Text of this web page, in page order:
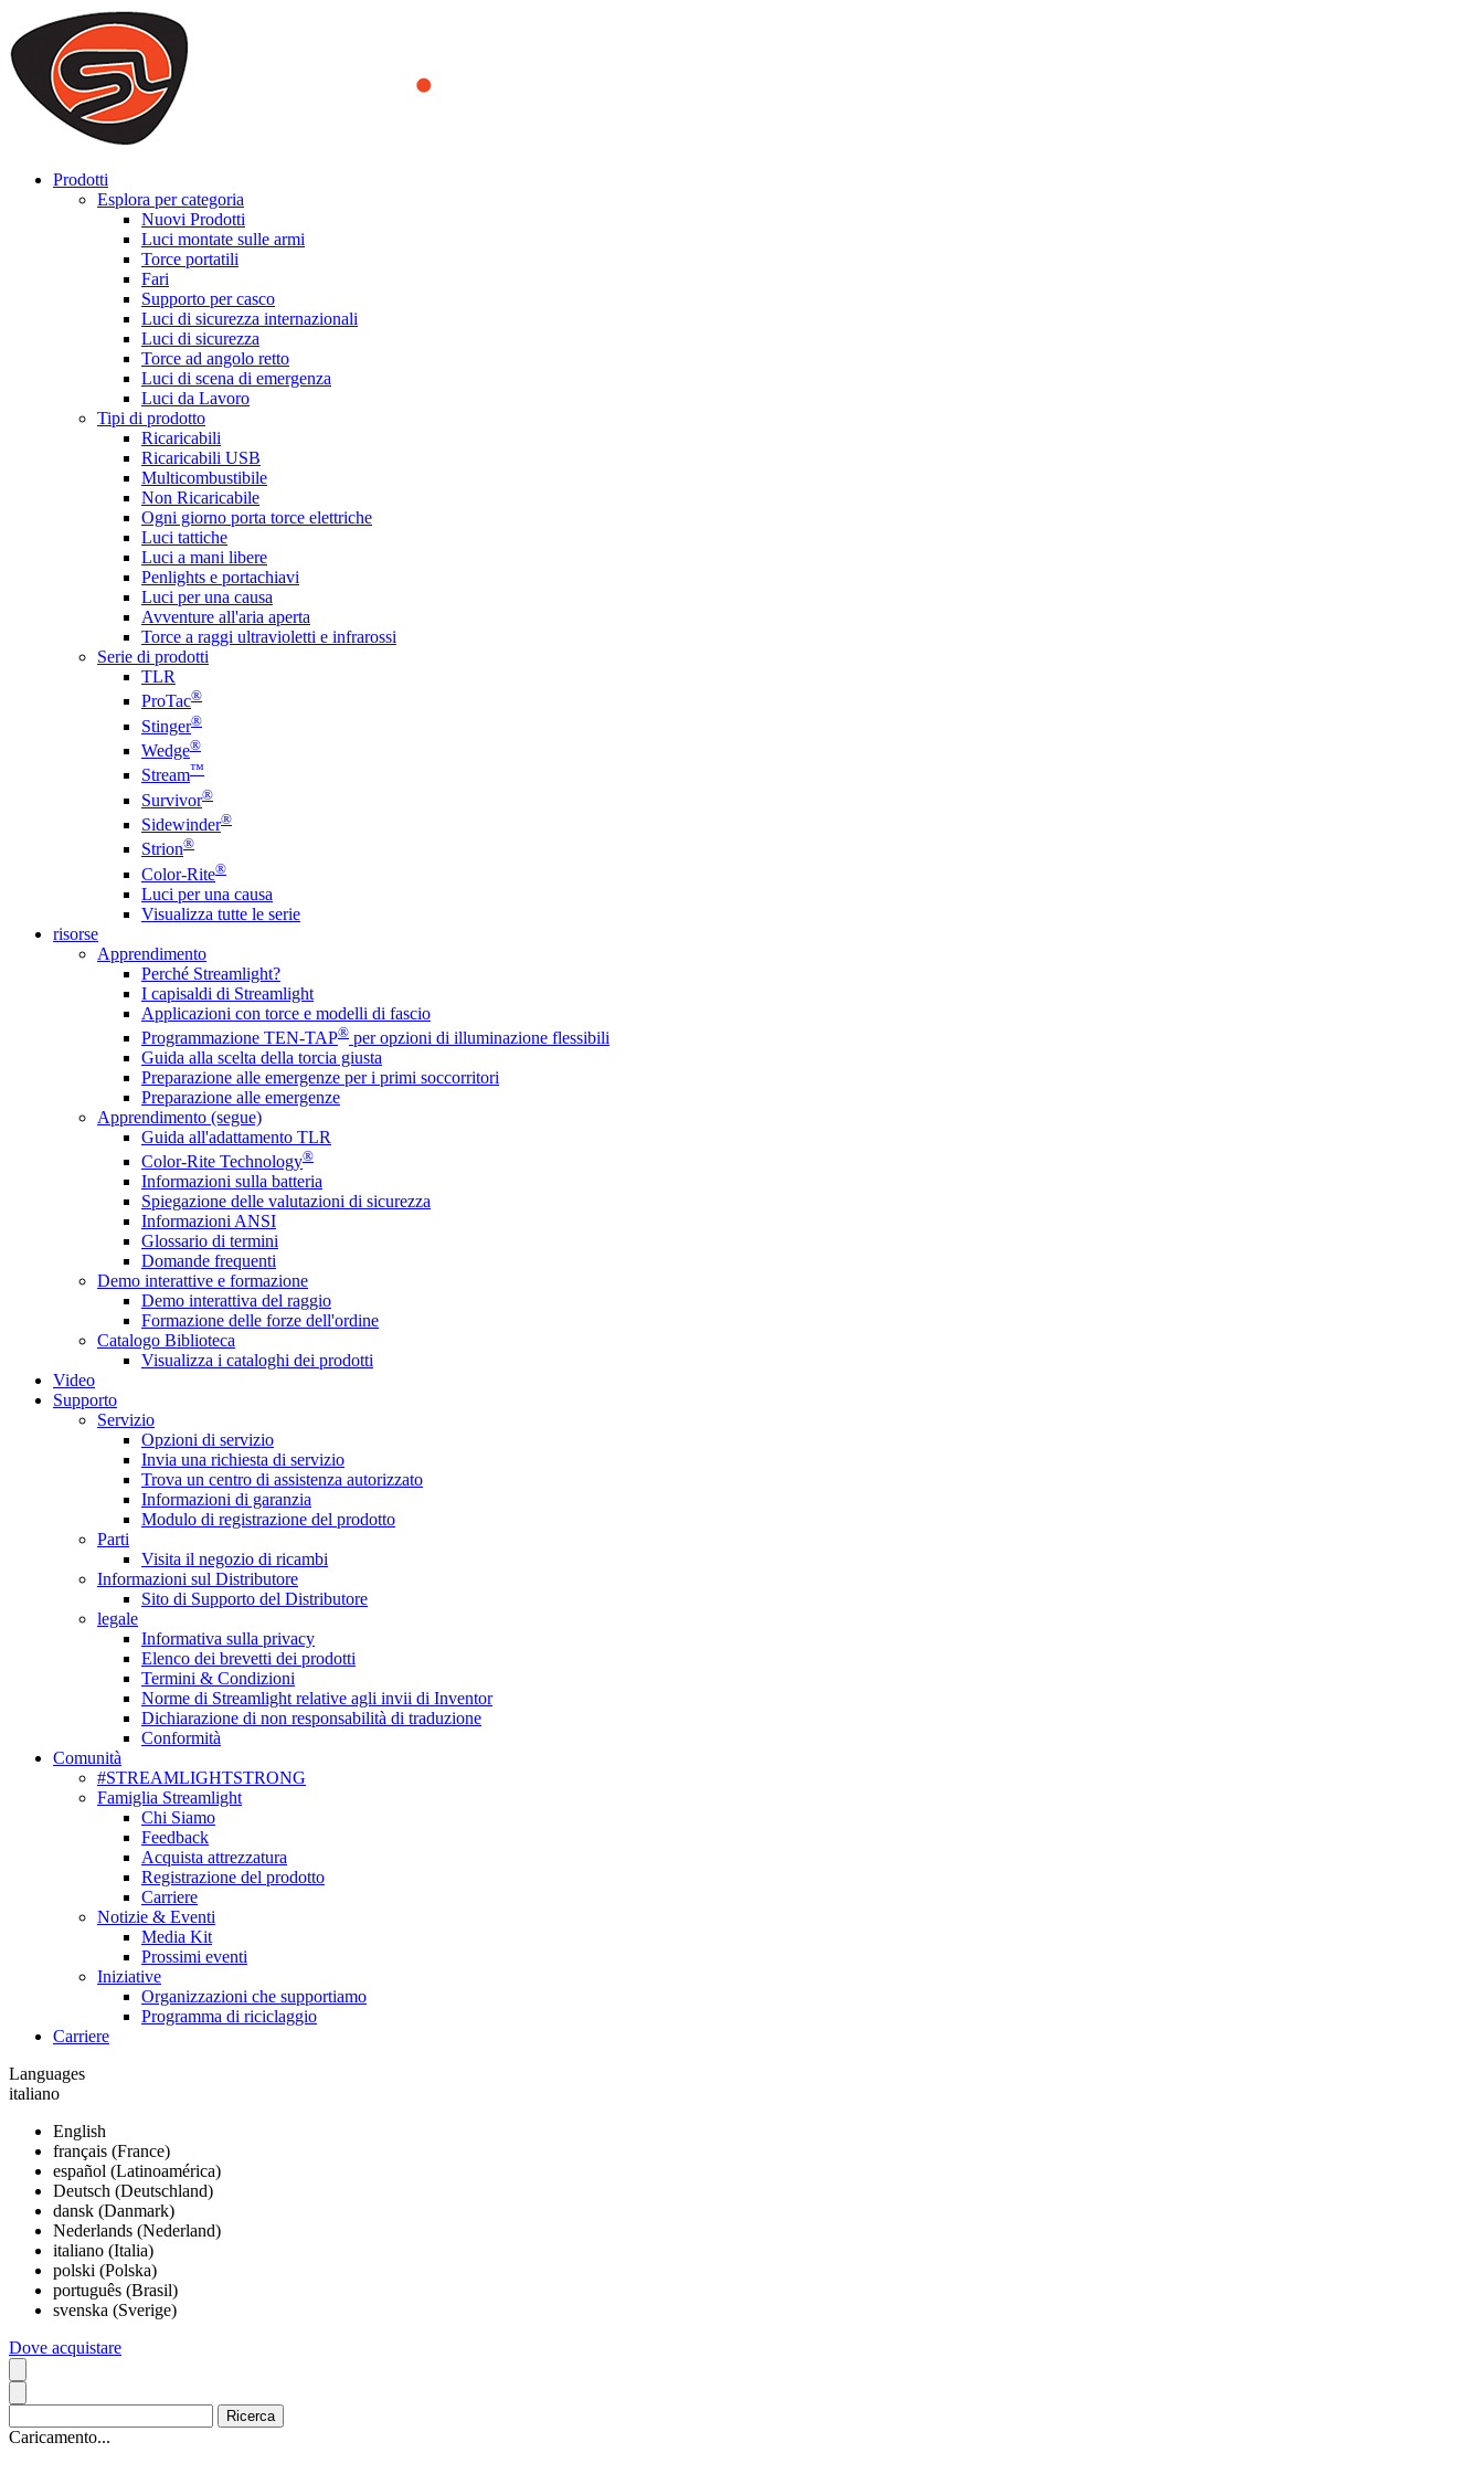
We use cookies to ensure that we provide you the best experience on our website. By continuing to browse this website, you accept that cookies are used to help us analyze how the website is used and to offer
you a better experience. To learn more or to find out how you can disable cookies, you can access our
ACCEPT AND CLOSE
Prodotti
Esplora per categoria
Nuovi Prodotti
Luci montate sulle armi
Torce portatili
Fari
Supporto per casco
Luci di sicurezza internazionali
Luci di sicurezza
Torce ad angolo retto
Luci di scena di emergenza
Luci da Lavoro
Tipi di prodotto
Ricaricabili
Ricaricabili USB
Multicombustibile
Non Ricaricabile
Ogni giorno porta torce elettriche
Luci tattiche
Luci a mani libere
Penlights e portachiavi
Luci per una causa
Avventure all'aria aperta
Torce a raggi ultravioletti e infrarossi
Serie di prodotti
TLR
ProTac®
Stinger®
Wedge®
Stream™
Survivor®
Sidewinder®
Strion®
Color-Rite®
Luci per una causa
Visualizza tutte le serie
risorse
Apprendimento
Perché Streamlight?
I capisaldi di Streamlight
Applicazioni con torce e modelli di fascio
Programmazione TEN-TAP® per opzioni di illuminazione flessibili
Guida alla scelta della torcia giusta
Preparazione alle emergenze per i primi soccorritori
Preparazione alle emergenze
Apprendimento (segue)
Guida all'adattamento TLR
Color-Rite Technology®
Informazioni sulla batteria
Spiegazione delle valutazioni di sicurezza
Informazioni ANSI
Glossario di termini
Domande frequenti
Demo interattive e formazione
Demo interattiva del raggio
Formazione delle forze dell'ordine
Catalogo Biblioteca
Visualizza i cataloghi dei prodotti
Video
Supporto
Servizio
Opzioni di servizio
Invia una richiesta di servizio
Trova un centro di assistenza autorizzato
Informazioni di garanzia
Modulo di registrazione del prodotto
Parti
Visita il negozio di ricambi
Informazioni sul Distributore
Sito di Supporto del Distributore
legale
Informativa sulla privacy
Elenco dei brevetti dei prodotti
Termini & Condizioni
Norme di Streamlight relative agli invii di Inventor
Dichiarazione di non responsabilità di traduzione
Conformità
Comunità
#STREAMLIGHTSTRONG
Famiglia Streamlight
Chi Siamo
Feedback
Acquista attrezzatura
Registrazione del prodotto
Carriere
Notizie & Eventi
Media Kit
Prossimi eventi
Iniziative
Organizzazioni che supportiamo
Programma di riciclaggio
Carriere
Languages
italiano
English
français (France)
español (Latinoamérica)
Deutsch (Deutschland)
dansk (Danmark)
Nederlands (Nederland)
italiano (Italia)
polski (Polska)
português (Brasil)
svenska (Sverige)
Dove acquistare
Caricamento...